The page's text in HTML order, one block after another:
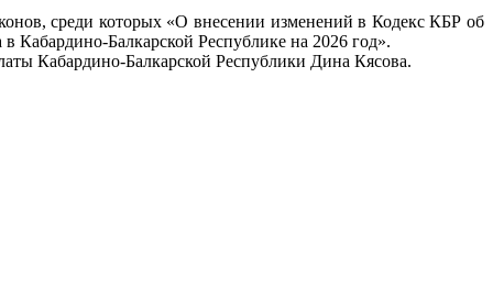
среди которых «О внесении изменений в Кодекс КБР об
Кабардино-Балкарской Республике на 2026 год».
Кабардино-Балкарской Республики Дина Кясова.